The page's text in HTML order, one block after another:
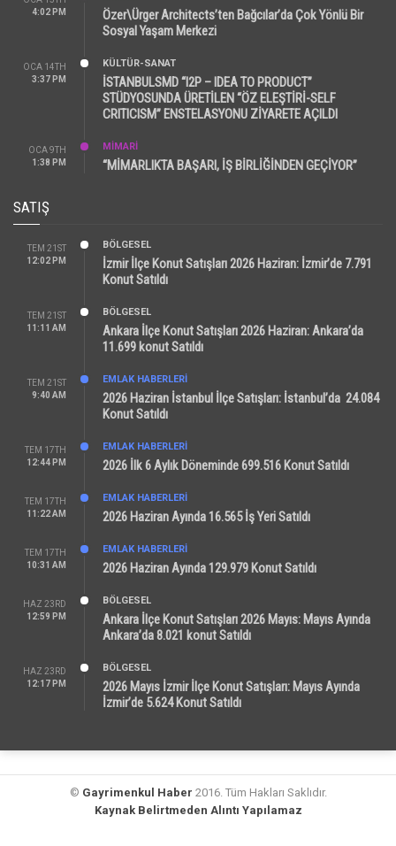
4:02 PM
Özer\Ürger Architects’ten Bağcılar’da Çok Yönlü Bir
Sosyal Yaşam Merkezi
OCA 14TH
3:37 PM
KÜLTÜR-SANAT
İSTANBULSMD “I2P – IDEA TO PRODUCT”
STÜDYOSUNDA ÜRETİLEN “ÖZ ELEŞTİRİ-SELF
CRITICISM” ENSTELASYONU ZİYARETE AÇILDI
OCA 9TH
1:38 PM
MİMARİ
“MİMARLIKTA BAŞARI, İŞ BİRLİĞİNDEN GEÇİYOR”
SATIŞ
TEM 21ST
12:02 PM
BÖLGESEL
İzmir İlçe Konut Satışları 2026 Haziran: İzmir’de 7.791
Konut Satıldı
TEM 21ST
11:11 AM
BÖLGESEL
Ankara İlçe Konut Satışları 2026 Haziran: Ankara’da
11.699 konut Satıldı
TEM 21ST
9:40 AM
EMLAK HABERLERI
2026 Haziran İstanbul İlçe Satışları: İstanbul’da 24.084
Konut Satıldı
TEM 17TH
12:44 PM
EMLAK HABERLERI
2026 İlk 6 Aylık Döneminde 699.516 Konut Satıldı
TEM 17TH
11:22 AM
EMLAK HABERLERI
2026 Haziran Ayında 16.565 İş Yeri Satıldı
TEM 17TH
10:31 AM
EMLAK HABERLERI
2026 Haziran Ayında 129.979 Konut Satıldı
HAZ 23RD
12:59 PM
BÖLGESEL
Ankara İlçe Konut Satışları 2026 Mayıs: Mayıs Ayında
Ankara’da 8.021 konut Satıldı
HAZ 23RD
12:17 PM
BÖLGESEL
2026 Mayıs İzmir İlçe Konut Satışları: Mayıs Ayında
İzmir’de 5.624 Konut Satıldı
© Gayrimenkul Haber 2016. Tüm Hakları Saklıdır.
Kaynak Belirtmeden Alıntı Yapılamaz